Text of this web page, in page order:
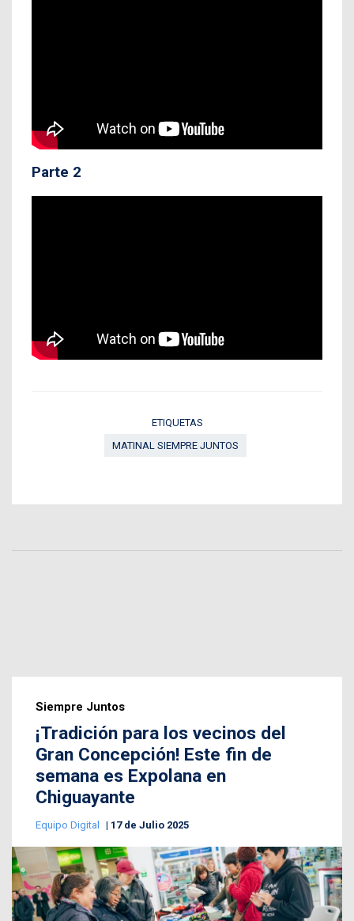
Parte 2
ETIQUETAS
MATINAL SIEMPRE JUNTOS
Siempre Juntos
¡Tradición para los vecinos del
Gran Concepción! Este fin de
semana es Expolana en
Chiguayante
Equipo Digital 17 de Julio 2025